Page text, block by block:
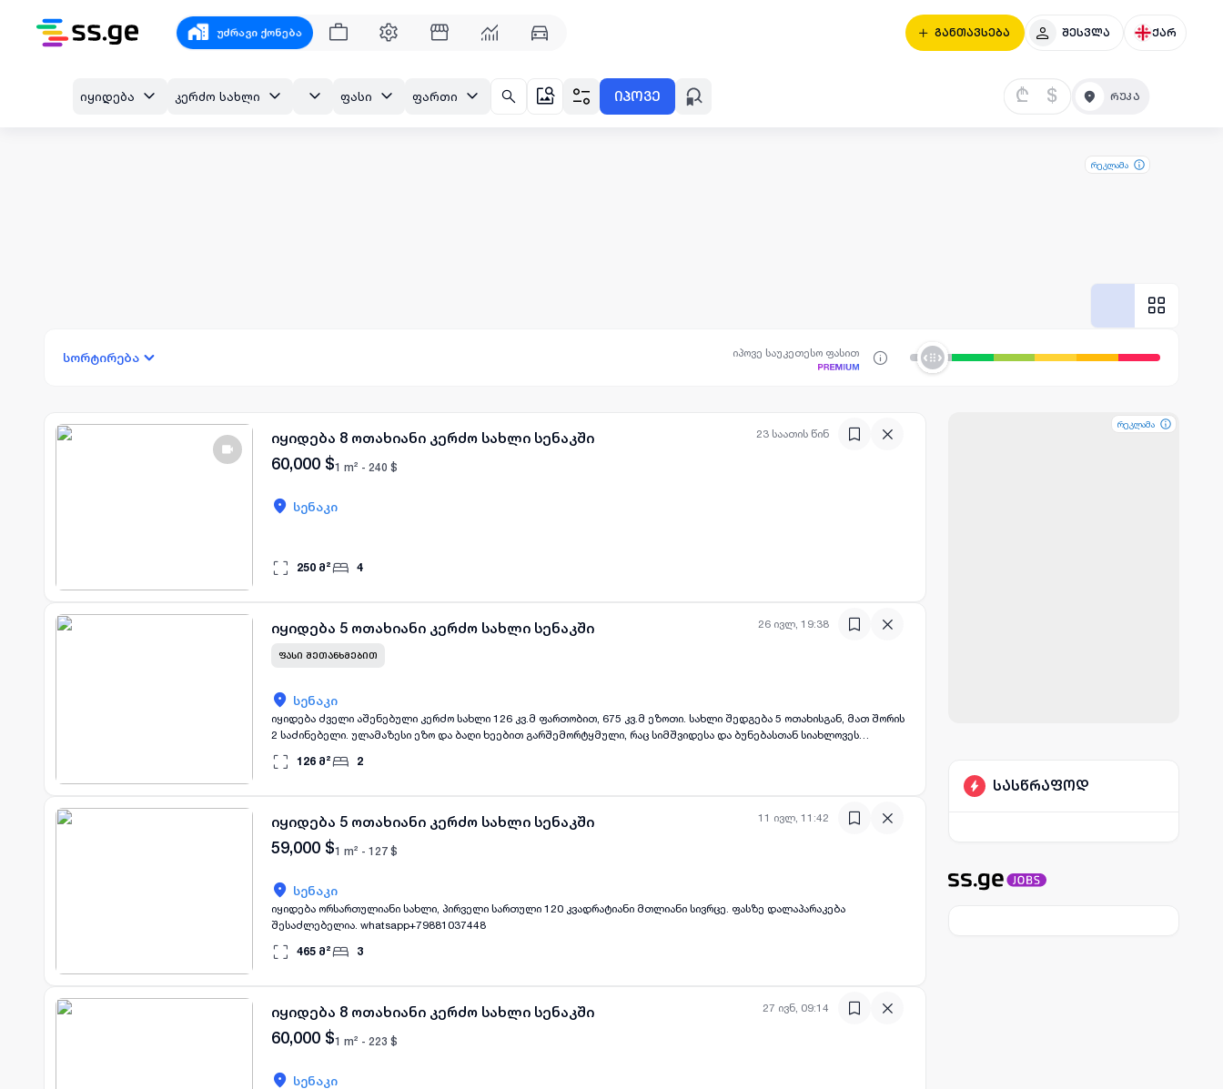
უძრავი ქონება განთავსება შესვლა ქარ
იყიდება კერძო სახლი ფასი ფართი იპოვე ₾ $
რეკლამა
სორტირება იპოვე საუკეთესო ფასით
23 საათის წინ
იყიდება 8 ოთახიანი კერძო სახლი სენაკში
60,000 $1 m² - 240 $
სენაკი
250 მ² 4
26 ივლ, 19:38
ყველა ფოტო+(1)
იყიდება 5 ოთახიანი კერძო სახლი სენაკში
ᲤᲐᲡᲘ ᲨᲔᲗᲐᲜᲮᲛᲔᲑᲘᲗ
სენაკი
იყიდება ძველი აშენებული კერძო სახლი 126 კვ.მ ფართობით, 675 კვ.მ ეზოთი. სახლი შედგება 5 ოთახისგან, მათ შორის
2 საძინებელი. ულამაზესი ეზო და ბაღი ხეებით გარშემორტყმული, რაც სიმშვიდესა და ბუნებასთან სიახლოვეს
უზრუნველყოფს. ე, სადაც შეგიძლიათ გაატაროთ სასიამოვნო დრო ოჯახთან ერთად, ეს სახლი იდეალურია მათთვის, ვისაც
სურს მშვიდ გარემოში ცხოვრება და საკუთარი დიდი ეზოს ფლობა.
126 მ² 2
11 ივლ, 11:42
ყველა ფოტო+(11)
იყიდება 5 ოთახიანი კერძო სახლი სენაკში
59,000 $1 m² - 127 $
სენაკი
იყიდება ორსართულიანი სახლი, პირველი სართული 120 კვადრატიანი მთლიანი სივრცე. ფასზე დალაპარაკება
შესაძლებელია. whatsapp+79881037448
465 მ² 3
27 ივნ, 09:14
იყიდება 8 ოთახიანი კერძო სახლი სენაკში
60,000 $1 m² - 223 $
სენაკი
რეკლამა
რეკლამა
რეკლამა
სასწრაფოდ